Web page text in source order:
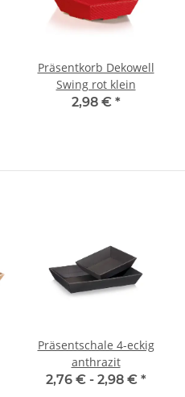
Präsentkorb Dekowell
Swing rot klein
2,98 € *
Präsentschale 4-eckig
anthrazit
2,76 € - 2,98 € *